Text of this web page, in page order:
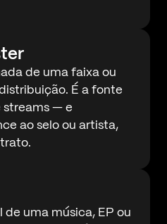
de uma faixa ou
É a fonte
streams — e
ao selo ou artista,
uma música, EP ou